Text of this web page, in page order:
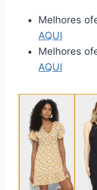
Melhores
AQUI
Melhores
AQUI